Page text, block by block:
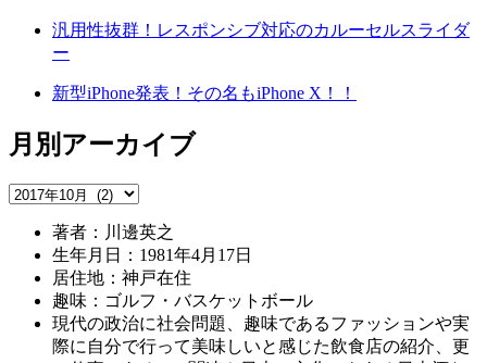
汎用性抜群！レスポンシブ対応のカルーセルスライダ
ー
新型iPhone発表！その名もiPhone X！！
月別アーカイブ
著者：川邊英之
生年月日：1981年4月17日
居住地：神戸在住
趣味：ゴルフ・バスケットボール
現代の政治に社会問題、趣味であるファッションや実
際に自分で行って美味しいと感じた飲食店の紹介、更